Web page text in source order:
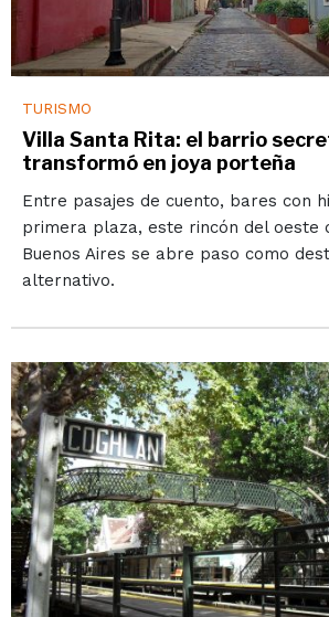
TURISMO
Villa Santa Rita: el barrio
transformó en joya porteña
Entre pasajes de cuento, bares con
primera plaza, este rincón del oeste
Buenos Aires se abre paso como
alternativo.